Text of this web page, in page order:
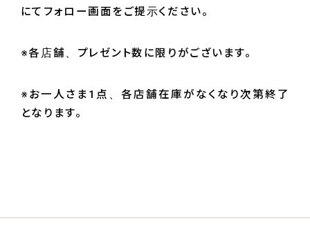
にてフォロー画面をご提示ください。
※各店舗、プレゼント数に限りがございます。
※お一人さま1点、各店舗在庫がなくなり次第終了
となります。